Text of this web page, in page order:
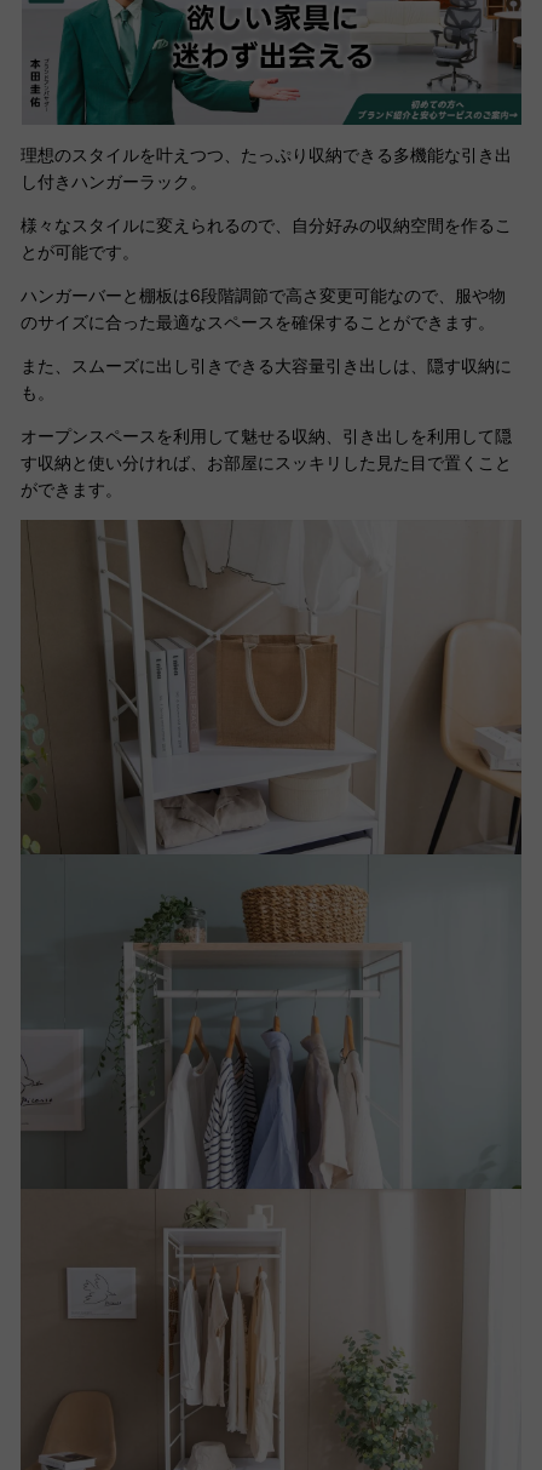
理想のスタイルを叶えつつ、たっぷり収納できる多機能な引き出
し付きハンガーラック。
様々なスタイルに変えられるので、自分好みの収納空間を作るこ
とが可能です。
ハンガーバーと棚板は6段階調節で高さ変更可能なので、服や物
のサイズに合った最適なスペースを確保することができます。
また、スムーズに出し引きできる大容量引き出しは、隠す収納に
も。
オープンスペースを利用して魅せる収納、引き出しを利用して隠
す収納と使い分ければ、お部屋にスッキリした見た目で置くこと
ができます。